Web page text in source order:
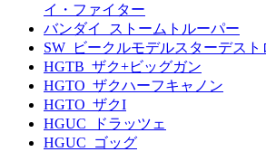
イ・ファイター
バンダイ_ストームトルーパー
SW_ビークルモデルスターデスト
HGTB_ザク+ビッグガン
HGTO_ザクハーフキャノン
HGTO_ザクI
HGUC_ドラッツェ
HGUC_ゴッグ